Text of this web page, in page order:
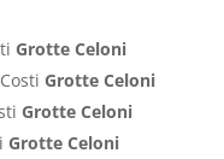
Grotte Celoni
Grotte Celoni
Grotte Celoni
Grotte Celoni